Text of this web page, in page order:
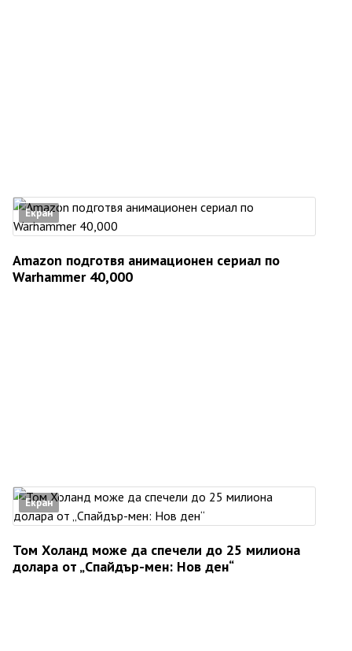
Екран
Amazon подготвя анимационен сериал по
Warhammer 40,000
Екран
Том Холанд може да спечели до 25 милиона
долара от „Спайдър-мен: Нов ден“